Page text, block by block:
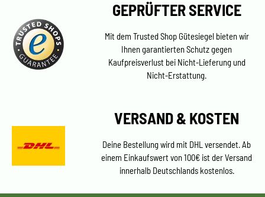
GEPRÜFTER SERVICE
Mit dem Trusted Shop Gütesiegel bieten wir
Ihnen garantierten Schutz gegen
Kaufpreisverlust bei Nicht-Lieferung und
Nicht-Erstattung.
VERSAND & KOSTEN
Deine Bestellung wird mit DHL versendet. Ab
einem Einkaufswert von 100€ ist der Versand
innerhalb Deutschlands kostenlos.